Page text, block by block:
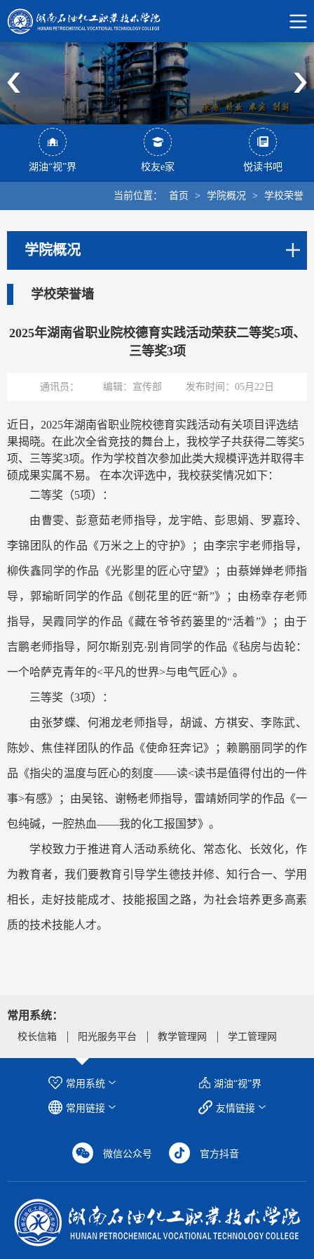
湖油“视”界 校友e家 悦读书吧
当前位置： 首页 > 学院概况 > 学校荣誉
学院概况
学校荣誉墙
2025年湖南省职业院校德育实践活动荣获二等奖5项、
三等奖3项
通讯员： 编辑：宣传部 发布时间：05月22日
近日，2025年湖南省职业院校德育实践活动有关项目评选结
果揭晓。在此次全省竞技的舞台上，我校学子共获得二等奖5
项、三等奖3项。作为学校首次参加此类大规模评选并取得丰
硕成果实属不易。
在本次评选中，我校获奖情况如下：
二等奖（5项）：
由曹雯、彭意茹老师指导，龙宇皓、彭思娟、罗嘉玲、
李锦团队的作品《万米之上的守护》； 由李宗宇老师指导，
柳佚鑫同学的作品《光影里的匠心守望》； 由蔡婵婵老师指
导，郭瑜昕同学的作品《刨花里的匠“新”》； 由杨幸存老师
指导，吴霞同学的作品《藏在爷爷药篓里的“活着”》； 由于
吉鹏老师指导，阿尔斯别克·别肯同学的作品《毡房与齿轮：
一个哈萨克青年的<平凡的世界>与电气匠心》。
三等奖（3项）：
由张梦蝶、何湘龙老师指导，胡诚、方祺安、李陈武、
陈妙、焦佳祥团队的作品《使命狂奔记》； 赖鹏丽同学的作
品《指尖的温度与匠心的刻度——读<读书是值得付出的一件
事>有感》；由吴铭、谢畅老师指导，雷靖娇同学的作品《一
包纯碱，一腔热血——我的化工报国梦》。
学校致力于推进育人活动系统化、常态化、长效化，作
为教育者，我们要教育引导学生德技并修、知行合一、学用
相长，走好技能成才、技能报国之路，为社会培养更多高素
质的技术技能人才。
常用系统：
校长信箱 阳光服务平台 教学管理网 学工管理网
湖油“视”界
常用系统
友情链接
常用链接
微信公众号 官方抖音